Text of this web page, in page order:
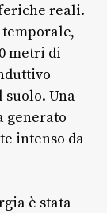
reali.
metri di
Una
generato
intenso da
è stata